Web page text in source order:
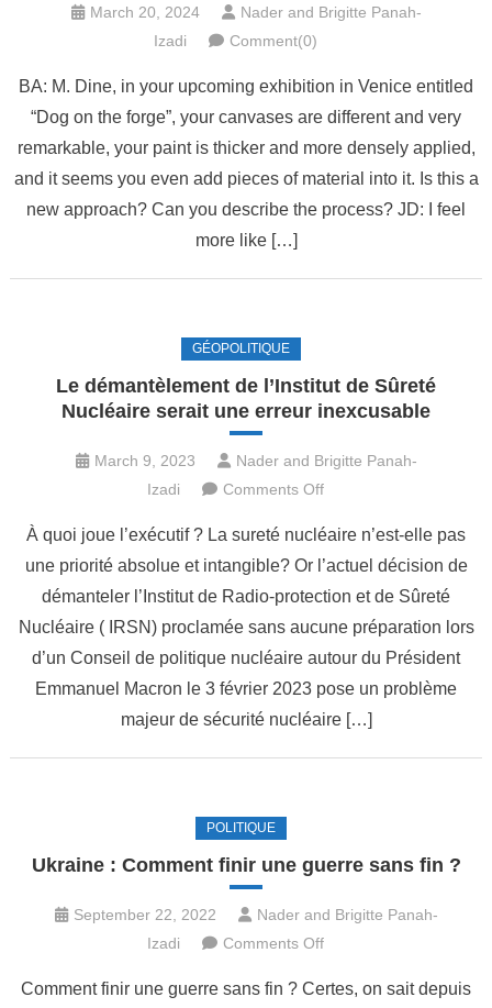
March 20, 2024
Nader and Brigitte Panah-
Izadi
Comment(0)
BA: M. Dine, in your upcoming exhibition in Venice entitled
“Dog on the forge”, your canvases are different and very
remarkable, your paint is thicker and more densely applied,
and it seems you even add pieces of material into it. Is this a
new approach? Can you describe the process? JD: I feel
more like […]
GÉOPOLITIQUE
Le démantèlement de l’Institut de Sûreté
Nucléaire serait une erreur inexcusable
March 9, 2023
Nader and Brigitte Panah-
Izadi
Comments Offon
démantèlement
de
l’Institut
de
Sûreté
une
erreur
À quoi joue l’exécutif ? La sureté nucléaire n’est-elle pas
une priorité absolue et intangible? Or l’actuel décision de
démanteler l’Institut de Radio-protection et de Sûreté
Nucléaire ( IRSN) proclamée sans aucune préparation lors
d’un Conseil de politique nucléaire autour du Président
Emmanuel Macron le 3 février 2023 pose un problème
majeur de sécurité nucléaire […]
POLITIQUE
Ukraine : Comment finir une guerre sans fin ?
September 22, 2022
Nader and Brigitte Panah-
Izadi
Comments Offon
:
Comment finir une guerre sans fin ? Certes, on sait depuis